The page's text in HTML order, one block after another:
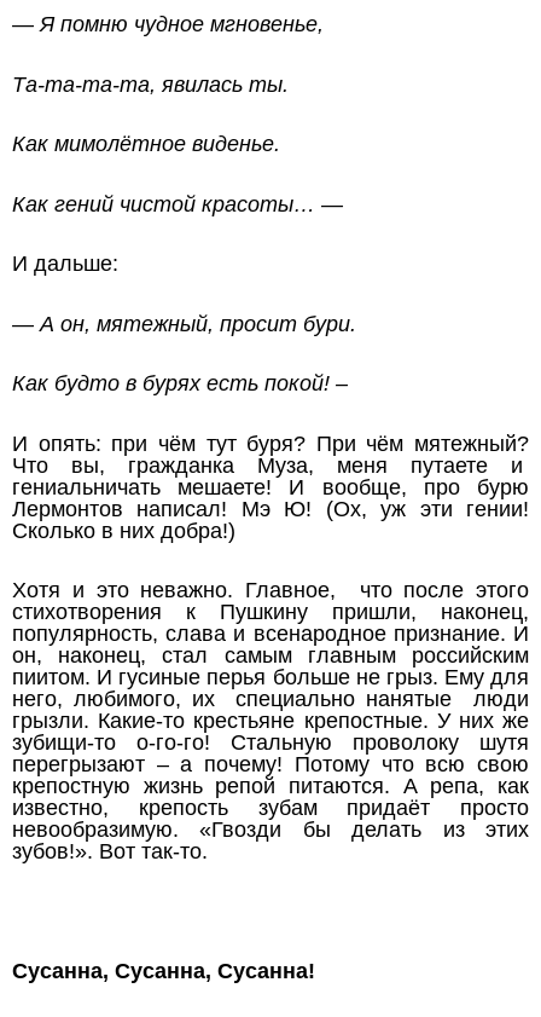
— Я помню чудное мгновенье,
Та-та-та-та, явилась ты.
Как мимолётное виденье.
Как гений чистой красоты… —
И дальше:
— А он, мятежный, просит бури.
Как будто в бурях есть покой! –
И опять: при чём тут буря? При чём мятежный?
Что вы, гражданка Муза, меня путаете и
гениальничать мешаете! И вообще, про бурю
Лермонтов написал! Мэ Ю! (Ох, уж эти гении!
Сколько в них добра!)
Хотя и это неважно. Главное, что после этого
стихотворения к Пушкину пришли, наконец,
популярность, слава и всенародное признание. И
он, наконец, стал самым главным российским
пиитом. И гусиные перья больше не грыз. Ему для
него, любимого, их специально нанятые люди
грызли. Какие-то крестьяне крепостные. У них же
зубищи-то о-го-го! Стальную проволоку шутя
перегрызают – а почему! Потому что всю свою
крепостную жизнь репой питаются. А репа, как
известно, крепость зубам придаёт просто
невообразимую. «Гвозди бы делать из этих
зубов!». Вот так-то.
Сусанна, Сусанна, Сусанна!